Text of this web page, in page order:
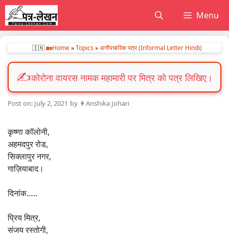
Skip
to
content
Menu
🇮🇳🏡Home»Topics»अनौपचारिक पत्र (Informal Letter Hindi)
कोरोना वायरस नामक महामारी पर मित्र को पत्र लिखिए।
July 2, 2021 by 👩Anshika Johari
कृष्णा कॉलोनी,
अहमदपुर रोड,
सिक्लापुर नगर,
गाज़ियाबाद।
दिनांक…..
प्रिय मित्र,
संजय रस्तोगी,